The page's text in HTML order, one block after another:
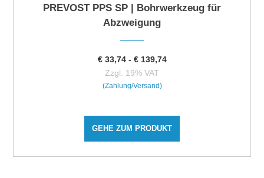
PREVOST PPS SP | Bohrwerkzeug für
Abzweigung
€33,74- €139,74
Zzgl. 19% VAT
(Zahlung/Versand)
GEHE ZUM PRODUKT